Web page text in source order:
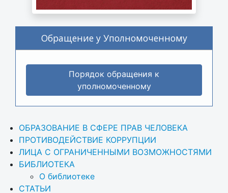
Обращение у Уполномоченному
Порядок обращения к
уполномоченному
ОБРАЗОВАНИЕ В СФЕРЕ ПРАВ ЧЕЛОВЕКА
ПРОТИВОДЕЙСТВИЕ КОРРУПЦИИ
ЛИЦА С ОГРАНИЧЕННЫМИ ВОЗМОЖНОСТЯМИ
БИБЛИОТЕКА
О библиотеке
СТАТЬИ